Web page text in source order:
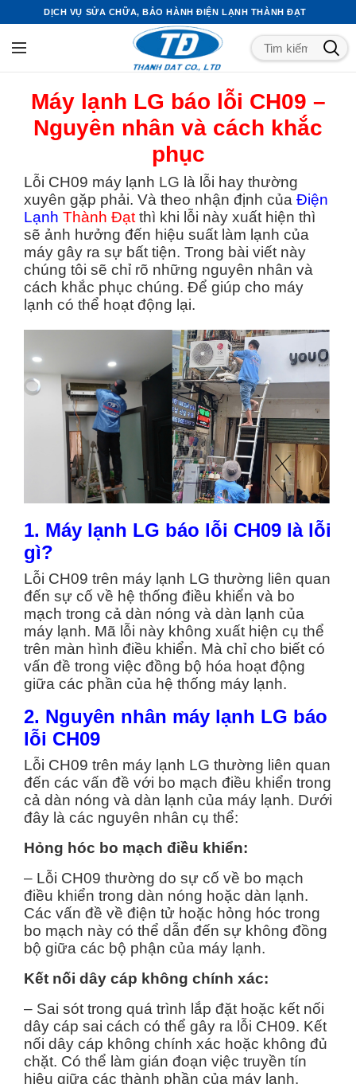
DỊCH VỤ SỬA CHỮA, BẢO HÀNH ĐIỆN LẠNH THÀNH ĐẠT
Máy lạnh LG báo lỗi CH09 –
Nguyên nhân và cách khắc
phục
Lỗi CH09 máy lạnh LG là lỗi hay thường
xuyên gặp phải. Và theo nhận định của Điện
Lạnh Thành Đạt thì khi lỗi này xuất hiện thì
sẽ ảnh hưởng đến hiệu suất làm lạnh của
máy gây ra sự bất tiện. Trong bài viết này
chúng tôi sẽ chỉ rõ những nguyên nhân và
cách khắc phục chúng. Để giúp cho máy
lạnh có thể hoạt động lại.
1. Máy lạnh LG báo lỗi CH09 là lỗi
gì?
Lỗi CH09 trên máy lạnh LG thường liên quan
đến sự cố về hệ thống điều khiển và bo
mạch trong cả dàn nóng và dàn lạnh của
máy lạnh. Mã lỗi này không xuất hiện cụ thể
trên màn hình điều khiển. Mà chỉ cho biết có
vấn đề trong việc đồng bộ hóa hoạt động
giữa các phần của hệ thống máy lạnh.
2. Nguyên nhân máy lạnh LG báo
lỗi CH09
Lỗi CH09 trên máy lạnh LG thường liên quan
đến các vấn đề với bo mạch điều khiển trong
cả dàn nóng và dàn lạnh của máy lạnh. Dưới
đây là các nguyên nhân cụ thể:
Hỏng hóc bo mạch điều khiển:
– Lỗi CH09 thường do sự cố về bo mạch
điều khiển trong dàn nóng hoặc dàn lạnh.
Các vấn đề về điện tử hoặc hỏng hóc trong
bo mạch này có thể dẫn đến sự không đồng
bộ giữa các bộ phận của máy lạnh.
Kết nối dây cáp không chính xác:
– Sai sót trong quá trình lắp đặt hoặc kết nối
dây cáp sai cách có thể gây ra lỗi CH09. Kết
nối dây cáp không chính xác hoặc không đủ
chặt. Có thể làm gián đoạn việc truyền tín
hiệu giữa các thành phần của máy lạnh.